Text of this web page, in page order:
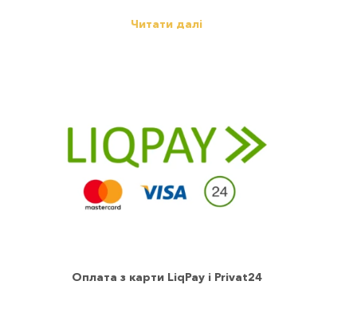
Читати далі
Оплата з карти LiqPay і Privat24